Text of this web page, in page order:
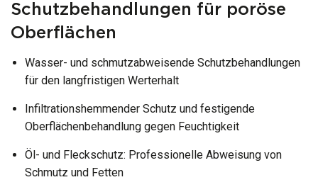
Schutzbehandlungen für poröse
Oberflächen
Wasser- und schmutzabweisende Schutzbehandlungen
für den langfristigen Werterhalt
Infiltrationshemmender Schutz und festigende
Oberflächenbehandlung gegen Feuchtigkeit
Öl- und Fleckschutz: Professionelle Abweisung von
Schmutz und Fetten